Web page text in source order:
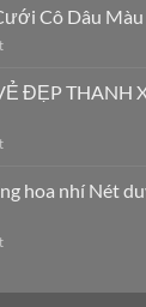
Dài
Tân
Cao
Đa
Mẫu
Form
Cô Dâu
ở
Mẫu
Cưới
Dâu
Đẹp
ĐẸP THANH
ở
TRẮNG
ĐẸP
hoa nhí Nét
ở